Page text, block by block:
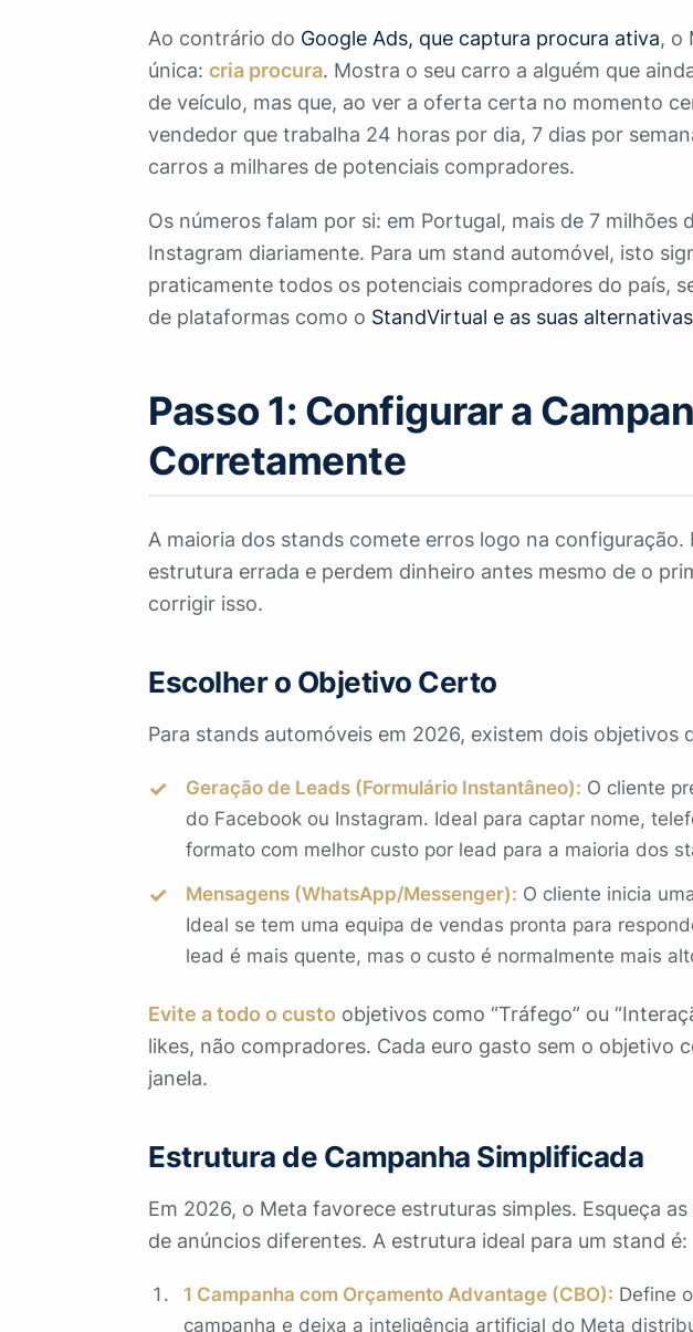
Ao contrário do Google Ads, que captura procura ativa, o
única: cria procura. Mostra o seu carro a alguém que
de veículo, mas que, ao ver a oferta certa no momento
vendedor que trabalha 24 horas por dia, 7 dias por
carros a milhares de potenciais compradores.
Os números falam por si: em Portugal, mais de 7 milhões
Instagram diariamente. Para um stand automóvel, isto
praticamente todos os potenciais compradores do país,
de plataformas como o StandVirtual e as suas alternativas
Passo 1: Configurar a
Corretamente
A maioria dos stands comete erros logo na
estrutura errada e perdem dinheiro antes mesmo de o
corrigir isso.
Escolher o Objetivo Certo
Para stands automóveis em 2026, existem dois objetivos
Geração de Leads (Formulário Instantâneo): O cliente
do Facebook ou Instagram. Ideal para captar nome,
formato com melhor custo por lead para a maioria dos
Mensagens (WhatsApp/Messenger): O cliente inicia
Ideal se tem uma equipa de vendas pronta para
lead é mais quente, mas o custo é normalmente mais
Evite a todo o custo objetivos como “Tráfego” ou
likes, não compradores. Cada euro gasto sem o objetivo
janela.
Estrutura de Campanha Simplificada
Em 2026, o Meta favorece estruturas simples. Esqueça
de anúncios diferentes. A estrutura ideal para um stand é:
1 Campanha com Orçamento Advantage (CBO): Define
campanha e deixa a inteligência artificial do Meta